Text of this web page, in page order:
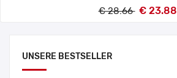
UNSERE BESTSELLER
€ 28.66 € 23.88